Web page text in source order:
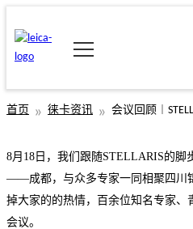
首页 徕卡资讯 会议回顾
8月 18 日，我们跟随STELLARIS的脚
——成都，与众多专家一同相聚四川
掉大家的的热情，百余位知名专家、
会议。